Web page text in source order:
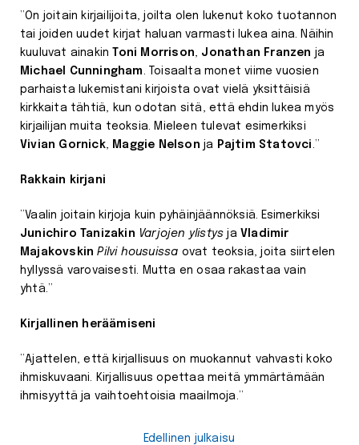
”On joitain kirjailijoita, joilta olen lukenut koko tuotannon
tai joiden uudet kirjat haluan varmasti lukea aina. Näihin
kuuluvat ainakinToni Morrison Jonathan Franzen ja
Michael Cunningham
. Toisaalta monet viime vuosien
parhaista lukemistani kirjoista ovat vielä yksittäisiä
kirkkaita tähtiä, kun odotan sitä, että ehdin lukea myös
kirjailijan muita teoksia. Mieleen tulevat esimerkiksi
Vivian Gornick, Maggie Nelson ja Pajtim Statovci .”
Rakkain kirjani
”Vaalin joitain kirjoja kuin pyhäinjäännöksiä. Esimerkiksi
Junichiro Tanizakin Varjojen ylistys jaVladimir
Majakovskin Pilvi housuissa ovat teoksia, joita siirtelen
hyllyssä varovaisesti. Mutta en osaa rakastaa vain
yhtä.”
Kirjallinen heräämiseni
”Ajattelen, että kirjallisuus on muokannut vahvasti koko
ihmiskuvaani. Kirjallisuus opettaa meitä ymmärtämään
ihmisyyttä ja vaihtoehtoisia maailmoja.”
Edellinen julkaisu